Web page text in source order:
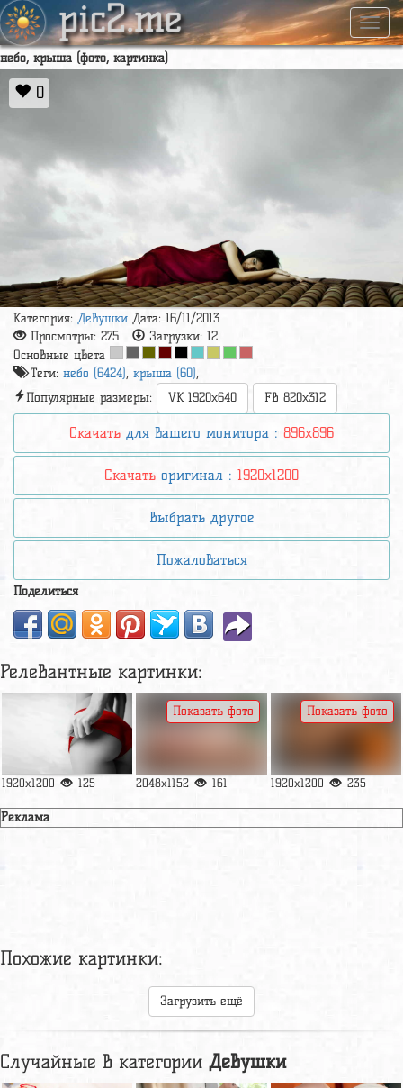
pic2.me
небо, крыша (фото, картинка)
0
Категория: Девушки Дата: 16/11/2013
Просмотры: 275 Загрузки: 12
Основные цвета
Теги: небо (6424), крыша (60),
Популярные размеры:
VK 1920x640 FB 820x312
Скачать для вашего монитора : 896x896
Скачать оригинал : 1920x1200
Выбрать другое
Пожаловаться
Поделиться
Релевантные картинки:
1920x1200 125 2048x1152 161
Показать фото
1920x1200 235
Показать фото
Реклама
Похожие картинки:
Загрузить ещё
Случайные в категории Девушки